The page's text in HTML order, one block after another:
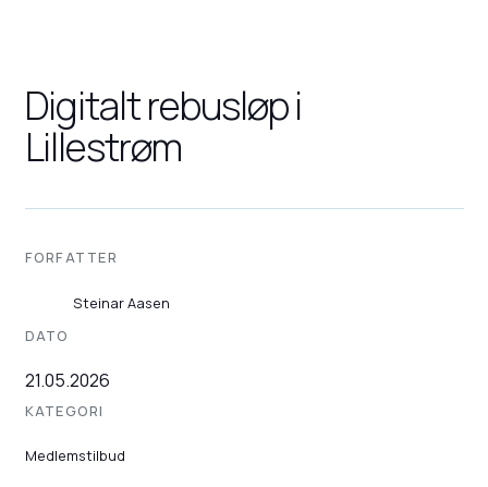
Digitalt rebusløp i
Lillestrøm
FORFATTER
Steinar Aasen
DATO
21.05.2026
KATEGORI
Medlemstilbud